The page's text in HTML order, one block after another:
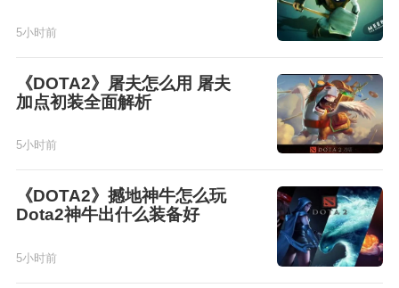
5小时前
《DOTA2》屠夫怎么用 屠夫
加点初装全面解析
5小时前
《DOTA2》撼地神牛怎么玩
Dota2神牛出什么装备好
5小时前